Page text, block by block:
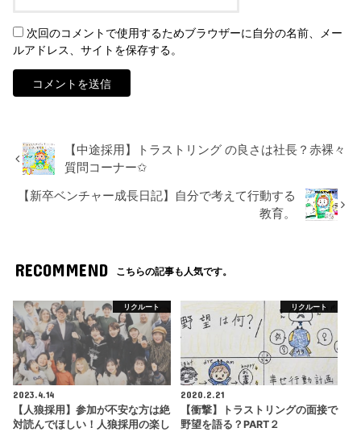
次回のコメントで使用するためブラウザーに自分の名前、メー
ルアドレス、サイトを保存する。
【中途採用】トラストリング の良さは社長？赤裸々
質問コーナー✩
【新卒ベンチャー成長日記】自分で考えて行動する
教育。
RECOMMEND こちらの記事も人気です。
リクルート
2023.4.14
【人狼採用】参加が不安な方は絶
対読んでほしい！人狼採用の楽し
リクルート
2020.2.21
【衝撃】トラストリングの面接で
野望を語る？PART２